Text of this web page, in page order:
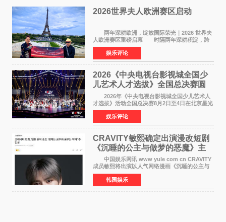
2026世界夫人欧洲赛区启动
两年深耕欧洲，绽放国际荣光｜2026 世界夫
人欧洲赛区重磅启幕 时隔两年深耕积淀，跨
越多国文化游学！伴随着国际影响力持续攀升，
2026 世界夫人欧洲赛区正式全面启动。本次赛区
落地，是世
娱乐评论
2026《中央电视台影视城全国少
儿艺术人才选拔》全国总决赛圆
满落幕
2026年《中央电视台影视城全国少儿艺术人
才选拔》活动全国总决赛8月2日至4日在北京星光
影视园成功举办！ 活动于8月2日迎来全国总
决赛的盛大开幕。一年一度的该项活动依然延续
着经典的四大板
娱乐评论
CRAVITY敏熙确定出演漫改短剧
《沉睡的公主与做梦的恶魔》主
人公
中国娱乐网讯 www yule com cn CRAVITY
成员敏熙将出演以人气网络漫画《沉睡的公主与
做梦的恶魔》为原作的短剧，担任主人公。
该短剧讲述了一直照顾陷入沉睡状态女友的吴
敏，在夜空中看
韩国娱乐